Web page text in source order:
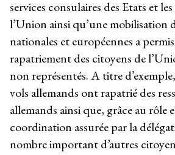
services consulaires des Etats et
l’Union ainsi qu’une mobilisation
nationales et européennes a
rapatriement des citoyens de
non représentés. A titre
vols allemands ont rapatrié des
allemands ainsi que, grâce au rôle
coordination assurée par la
nombre important d’autres